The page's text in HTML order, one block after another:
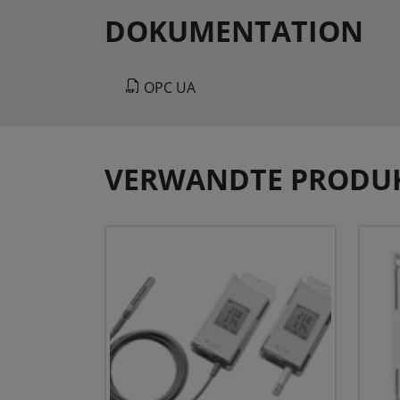
DOKUMENTATION
OPC UA
VERWANDTE